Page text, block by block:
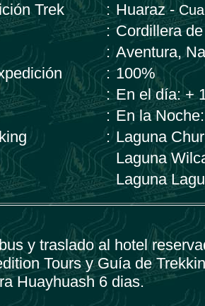
Trek
: Huaraz -
: Cordillera
: Aventura,
: 100%
: En el día: +
: En la
: Laguna
Laguna
Laguna
y traslado al hotel
Tours y Guía de
Huayhuash 6 dias.